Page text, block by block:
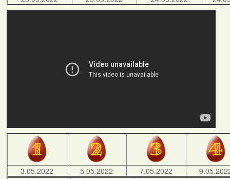
3.05.2022 5.05.2022 7.05.2022